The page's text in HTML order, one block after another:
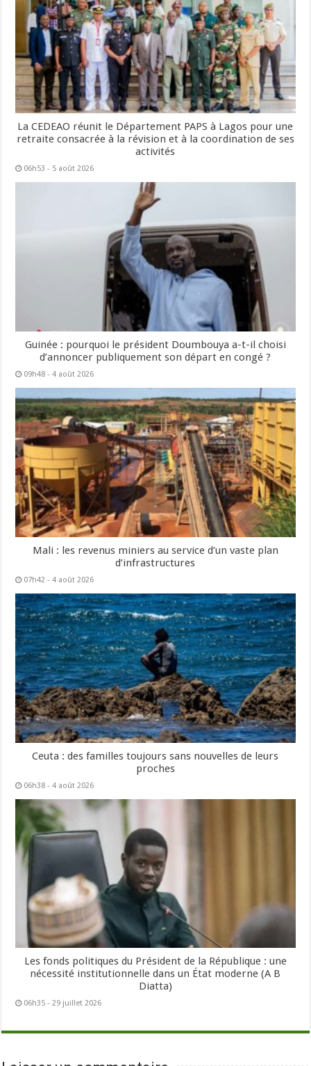
La CEDEAO réunit le Département PAPS à Lagos pour une
retraite consacrée à la révision et à la coordination de ses
activités
06h53 - 5 août 2026
Guinée : pourquoi le président Doumbouya a-t-il choisi
d’annoncer publiquement son départ en congé ?
09h48 - 4 août 2026
Mali : les revenus miniers au service d’un vaste plan
d’infrastructures
07h42 - 4 août 2026
Ceuta : des familles toujours sans nouvelles de leurs
proches
06h38 - 4 août 2026
Les fonds politiques du Président de la République : une
nécessité institutionnelle dans un État moderne (A B
Diatta)
06h35 - 29 juillet 2026